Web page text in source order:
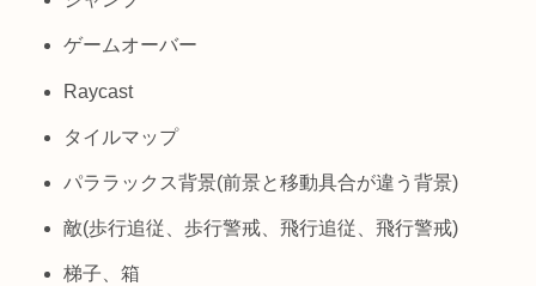
ゲームオーバー
Raycast
タイルマップ
パララックス背景(前景と移動具合が違う背景)
敵(歩行追従、歩行警戒、飛行追従、飛行警戒)
梯子、箱